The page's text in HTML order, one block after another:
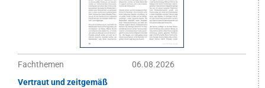
Fachthemen
06.08.2026
Vertraut und zeitgemäß